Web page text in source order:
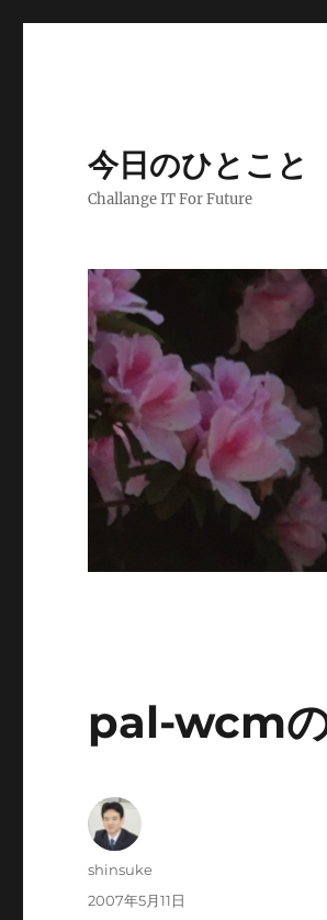
今日のひとこと
Challange IT For Future
pal-wcmの
投
shinsuke
投
2007年5月11日